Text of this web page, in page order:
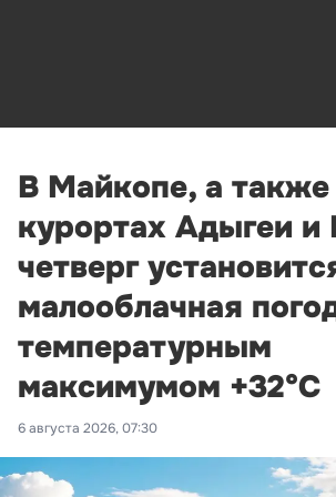
В Майкопе, а
курортах Адыгеи и
четверг
малооблачная
температурным
максимумом +32°С
6 августа 2026, 07:30